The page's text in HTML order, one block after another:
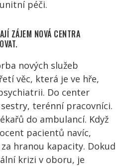
péči.
ZÁJEM NOVÁ CENTRA
nových služeb
věc, která je ve hře,
Do center
sestry, terénní pracovníci.
do ambulancí. Když
pacientů navíc,
hranou kapacity. Dokud
krizi v oboru, je